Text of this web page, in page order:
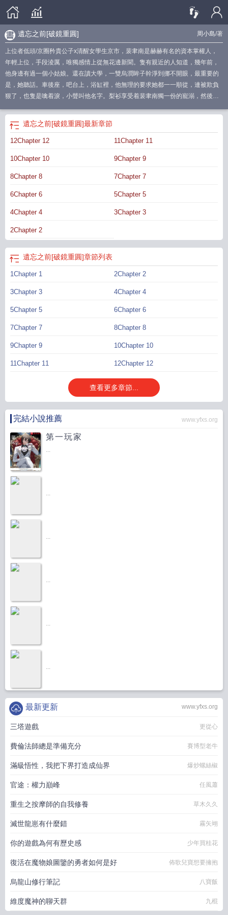
周小島/著
遺忘之前[破鏡重圓]
上位者低頭/京圈矜貴公子x清醒女學生京市，裴聿南是赫赫有名的資本掌權人，
年輕上位，手段淩厲，唯獨感情上從無花邊新聞。隻有親近的人知道，幾年前，
他身邊有過一個小姑娘。還在讀大學，一雙烏潤眸子幹淨到挪不開眼，最重要的
是，她聽話。車後座，吧台上，浴缸裡，他無理的要求她都一一順從，連被欺負
狠了，也隻是噙着淚，小聲叫他名字。梨衫享受着裴聿南獨一份的寵溺，然後在
子别回來求我。”她還真消失得幹幹淨淨。-五年後。再次回到京市，是為了給女兒
治病。為了項目融資，梨衫不得不低頭，去求裴聿南。宴會燈火輝煌，她卑微讨
好，眼底透着膽怯。裴聿南一身西裝，矜貴又高高在上，眸中透着寒意。“合作？”
使絆子。某日，朋友打來電話：“我好像在醫院看見喬梨衫了。”“關我什麼事？”“還
牽了個小女孩。”…那晚大雨滂沱，向來高貴冷峻的裴總裁頭一回失態，一路飙到
還想把女兒瞞我到什麼時候？”【小劇場】人人都知道，南源集團的裴總冷漠狠
戾，對誰都沒個好臉色，發起火來更是能把手下人罵哭。最近卻有人發現，裴聿
上，手還攥着他的領帶不肯撒開。向來有潔癖的男人，任由她蹭皺了高定西裝，
還怕她睡得不舒服，時不時托一下她的小腦袋。朋友約他出來喝酒。裴聿南抱着
女兒進門，掃了眼包廂，皺眉開口：“煙掐了，酒撤下去，音樂關小點。”眾人：
“……”朋友受不了：“不喝酒不打牌，你來幹嗎？”裴聿南單手抱着女兒，另一隻手
拿過遙控器，熟練地點開《小豬佩奇》。小姑娘窩在他懷裡看得津津有味。男人
道德要求過高的讀者，不适合極端女主控或極端男主控讀者，婉拒寫作指導。預
遺忘之前[破鏡重圓]最新章節
12Chapter 12 11Chapter 11
10Chapter 10 9Chapter 9
8Chapter 8 7Chapter 7
6Chapter 6 5Chapter 5
4Chapter 4 3Chapter 3
2Chapter 2
遺忘之前[破鏡重圓]章節列表
1Chapter 1 2Chapter 2
3Chapter 3 4Chapter 4
5Chapter 5 6Chapter 6
7Chapter 7 8Chapter 8
9Chapter 9 10Chapter 10
11Chapter 11 12Chapter 12
查看更多章節...
完結小說推薦 www.yfxs.org
第一玩家
...
...
...
...
...
...
www.yfxs.org
最新更新
三塔遊戲 更從心
費倫法師總是準備充分 賽博型老牛
滿級悟性，我把下界打造成仙界 爆炒螺絲椒
官途：權力巔峰 任風蕭
重生之按摩師的自我修養 草木久久
滅世龍崽有什麼錯 霧矢翊
你的遊戲為何有歷史感 少年買桂花
復活在魔物娘圖鑒的勇者如何是好 佈歌兒寶想要擁抱
烏龍山修行筆記 八寶飯
維度魔神的聊天群 九棍